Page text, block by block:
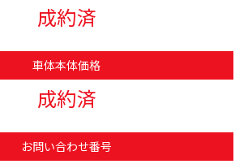
成約済
車体本体価格
成約済
お問い合わせ番号